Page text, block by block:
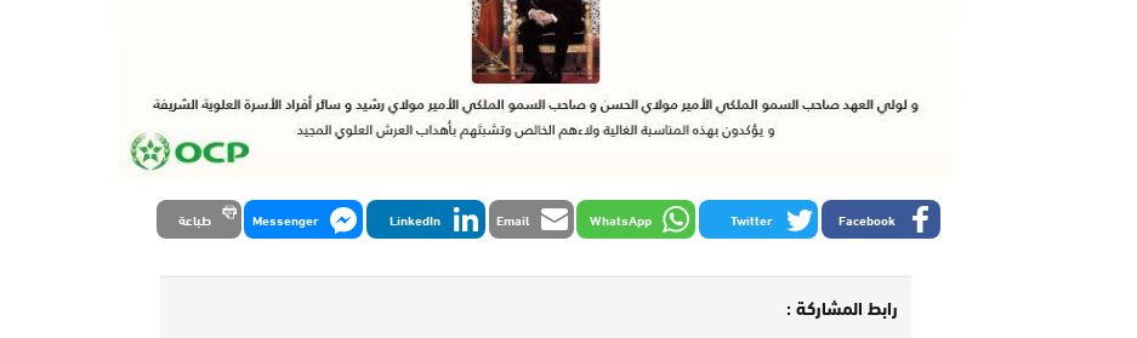
Facebook
Twitter
WhatsApp
Email
LinkedIn
Messenger طباعة
رابط المشاركة :